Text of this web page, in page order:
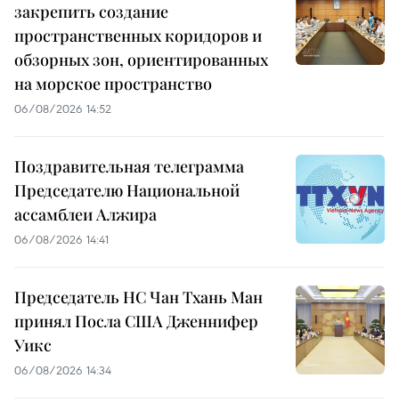
закрепить создание
пространственных коридоров и
обзорных зон, ориентированных
на морское пространство
06/08/2026 14:52
Поздравительная телеграмма
Председателю Национальной
ассамблеи Алжира
06/08/2026 14:41
Председатель НС Чан Тхань Ман
принял Посла США Дженнифер
Уикс
06/08/2026 14:34